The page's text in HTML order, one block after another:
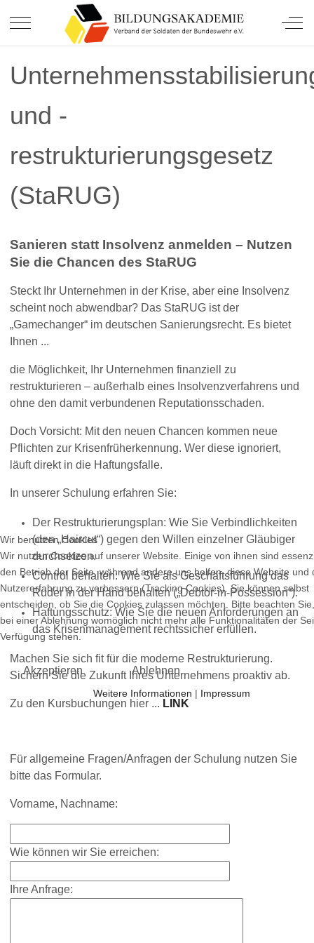
Mobile Menu Toggle Off-
Soldatinnen und Soldaten.
und -
restrukturierungsgesetz
(StaRUG)
Sanieren statt Insolvenz anmelden – Nutzen
Sie die Chancen des StaRUG
Steckt Ihr Unternehmen in der Krise, aber eine Insolvenz
scheint noch abwendbar? Das StaRUG ist der
„Gamechanger“ im deutschen Sanierungsrecht. Es bietet
Ihnen ...
die Möglichkeit, Ihr Unternehmen finanziell zu
restrukturieren – außerhalb eines Insolvenzverfahrens und
ohne den damit verbundenen Reputationsschaden.
Doch Vorsicht: Mit den neuen Chancen kommen neue
Pflichten zur Krisenfrüherkennung. Wer diese ignoriert,
läuft direkt in die Haftungsfalle.
In unserer Schulung erfahren Sie:
Der Restrukturierungsplan: Wie Sie Verbindlichkeiten
(den „Haircut“) gegen den Willen einzelner Gläubiger
durchsetzen.
Control behalten: Wie Sie als Geschäftsführung das
Ruder in der Hand behalten („Debtor-in-Possession“).
Haftungsschutz: Wie Sie die neuen Anforderungen an
das Krisenmanagement rechtssicher erfüllen.
Machen Sie sich fit für die moderne Restrukturierung.
Sichern Sie die Zukunft Ihres Unternehmens proaktiv ab.
Zu den Kursbuchungen hier ... LINK
Für allgemeine Fragen/Anfragen der Schulung nutzen Sie
bitte das Formular.
Vorname, Nachname:
Wie können wir Sie erreichen:
Ihre Anfrage:
Wir benutzen Cookies
Wir nutzen Cookies auf unserer Website. Einige von ihnen sind
den Betrieb der Seite, während andere uns helfen, diese Website und
Nutzererfahrung zu verbessern (Tracking Cookies). Sie können selbst
entscheiden, ob Sie die Cookies zulassen möchten. Bitte beachten
bei einer Ablehnung womöglich nicht mehr alle Funktionalitäten der
Verfügung stehen.
Akzeptieren Ablehnen
Weitere Informationen | Impressum